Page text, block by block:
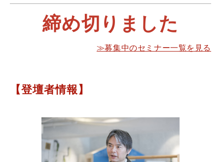
締め切りました
≫募集中のセミナー一覧を見る
【登壇者情報】